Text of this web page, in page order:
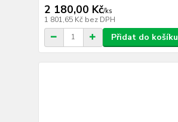
2 180,00 Kč/ks
1 801,65 Kč bez DPH
Přidat do košíku